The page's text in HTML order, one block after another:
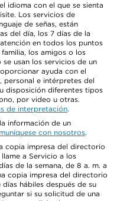
idioma con el que se sienta
Los servicios de
de señas, están
del día, los 7 días de la
en todos los puntos
los amigos o los
usan los servicios de un
ayuda con el
personal e intérpretes del
disposición diferentes tipos
por video u otras.
de interpretación.
información de un
con nosotros.
copia impresa del directorio
a Servicio a los
de la semana, de 8 a. m. a
copia impresa del directorio
hábiles después de su
si su solicitud de una